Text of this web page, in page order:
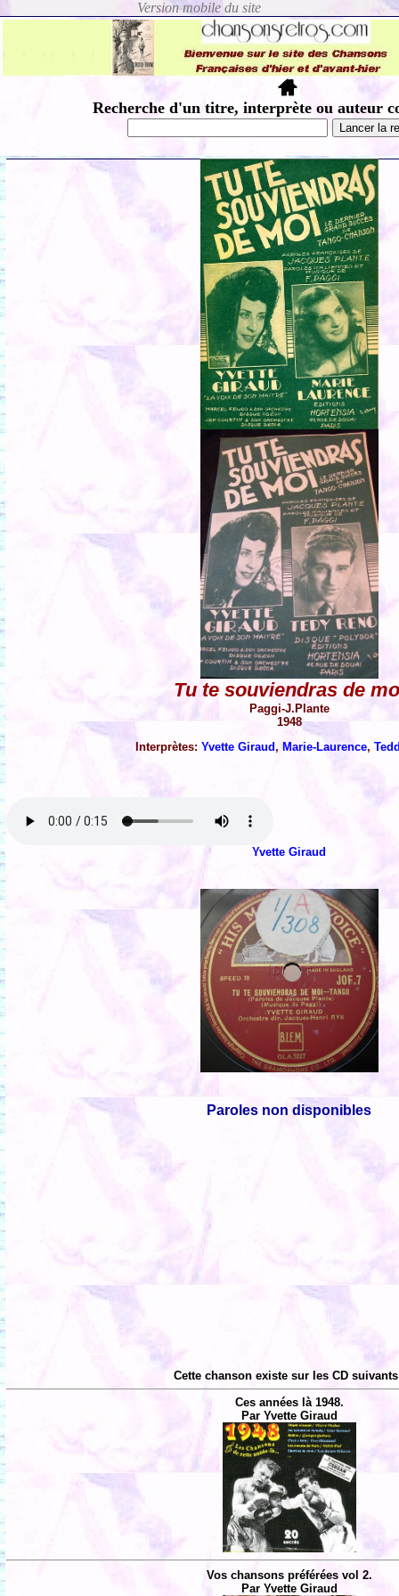
Recherche d'un titre, interprète ou auteur
Tu te souviendras de
Paggi-J.Plante
1948
Interprètes:Yvette Giraud, Marie-Laurence,
Yvette Giraud
Paroles non disponibles
Cette chanson existe sur les CD
Ces années là 1948.
Par Yvette Giraud
Vos chansons préférées vol 2.
Par Yvette Giraud